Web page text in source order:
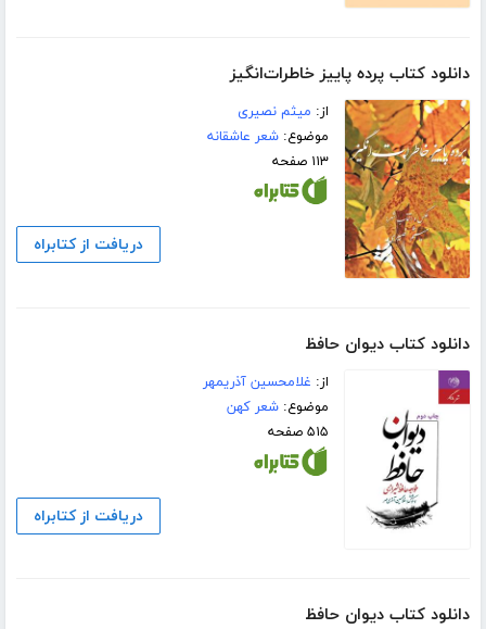
دانلود کتاب پرده پاییز خاطرات‌انگیز
از: میثم نصیری
موضوع:شعر عاشقانه
۱۱۳ صفحه
دریافت از کتابراه
دانلود کتاب دیوان حافظ
از: غلامحسین آذریمهر
موضوع:شعر کهن
۵۱۵ صفحه
دریافت از کتابراه
دانلود کتاب دیوان حافظ